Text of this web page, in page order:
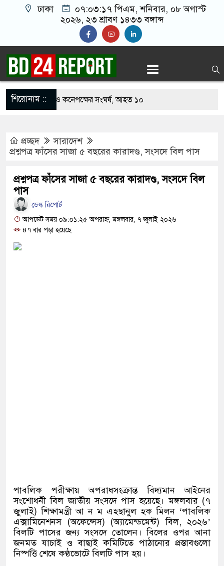
ঢাকা ০৭:০৩:১৮ পিএম, শনিবার, ০৮ অগাস্ট
২০২৬, ২৩ শ্রাবণ ১৪৩৩ বঙ্গাব্দ
শিরোনাম ::
নিয়ে বর ও কনেপক্ষের সংঘর্ষ, আহত ১০
শঙ্কায় দেশজুড়ে পুলিশের সতর্কতা জারি
যুবদল সভাপতি আটক, ভিডিও ভাইরাল
দায়ী থাকবে জামায়াত-এনসিপি: রাশেদ খাঁন
দিলেন জামায়াত বহিষ্কাকৃত গাজী নজরুলের ১২
প্রচ্ছদ
সারাদেশ
প্রশ্নপত্র ফাঁসের সাজা ৫ বছরের কারাদণ্ড, সংসদে বিল পাস
প্রশ্নপত্র ফাঁসের সাজা ৫ বছরের কারাদণ্ড, সংসদে বিল
পাস
ডেস্ক রিপোর্ট
আপডেট সময় ০৯:০১:২৫ অপরাহ্ন, মঙ্গলবার, ৭ জুলাই ২০২৬
৪৭ বার পড়া হয়েছে
পাবলিক পরীক্ষায় অপরাধসংক্রান্ত বিদ্যমান আইনের
সংশোধনী বিল জাতীয় সংসদে পাস হয়েছে। মঙ্গলবার (৭
জুলাই) শিক্ষামন্ত্রী আ ন ম এহছানুল হক মিলন ‘পাবলিক
এক্সামিনেশনস (অফেন্সেস) (অ্যামেন্ডমেন্ট) বিল, ২০২৬’
বিলটি পাসের জন্য সংসদে তোলেন। বিলের ওপর আনা
জনমত যাচাই ও বাছাই কমিটিতে পাঠানোর প্রস্তাবগুলো
নিষ্পত্তি শেষে কণ্ঠভোটে বিলটি পাস হয়।